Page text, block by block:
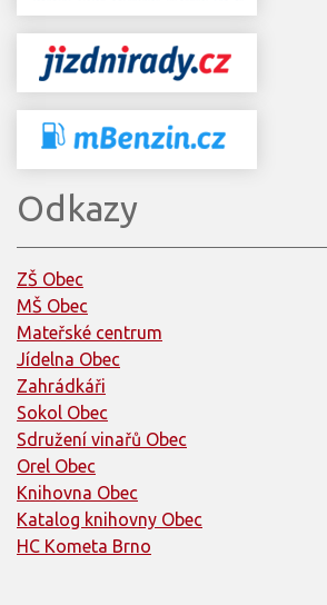
Odkazy
ZŠ Obec
MŠ Obec
Mateřské centrum
Jídelna Obec
Zahrádkáři
Sokol Obec
Sdružení vinařů Obec
Orel Obec
Knihovna Obec
Katalog knihovny Obec
HC Kometa Brno